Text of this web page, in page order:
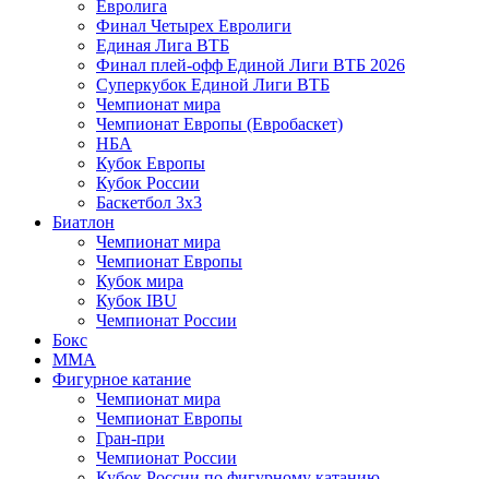
Евролига
Финал Четырех Евролиги
Единая Лига ВТБ
Финал плей-офф Единой Лиги ВТБ 2026
Суперкубок Единой Лиги ВТБ
Чемпионат мира
Чемпионат Европы (Евробаскет)
НБА
Кубок Европы
Кубок России
Баскетбол 3х3
Биатлон
Чемпионат мира
Чемпионат Европы
Кубок мира
Кубок IBU
Чемпионат России
Бокс
MMA
Фигурное катание
Чемпионат мира
Чемпионат Европы
Гран-при
Чемпионат России